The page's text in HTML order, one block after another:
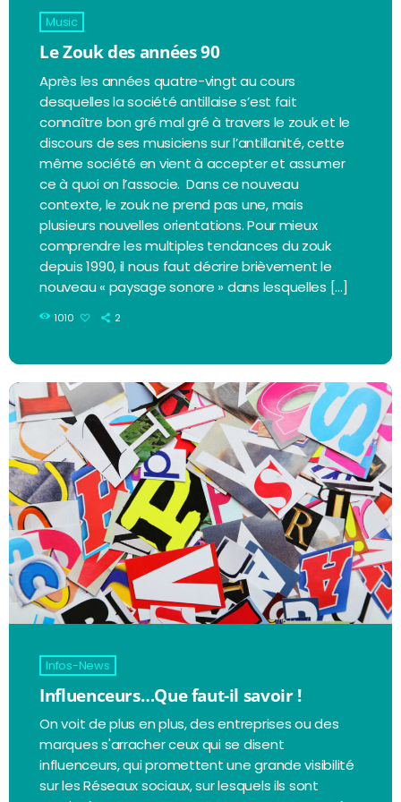
Music
Le Zouk des années 90
Après les années quatre-vingt au cours
desquelles la société antillaise s’est fait
connaître bon gré mal gré à travers le zouk et le
discours de ses musiciens sur l’antillanité, cette
même société en vient à accepter et assumer
ce à quoi on l’associe. Dans ce nouveau
contexte, le zouk ne prend pas une, mais
plusieurs nouvelles orientations. Pour mieux
comprendre les multiples tendances du zouk
depuis 1990, il nous faut décrire brièvement le
nouveau « paysage sonore » dans lesquelles […]
1010 2
Infos-News
Influenceurs…Que faut-il savoir !
On voit de plus en plus, des entreprises ou des
marques s'arracher ceux qui se disent
influenceurs, qui promettent une grande visibilité
sur les Réseaux sociaux, sur lesquels ils sont